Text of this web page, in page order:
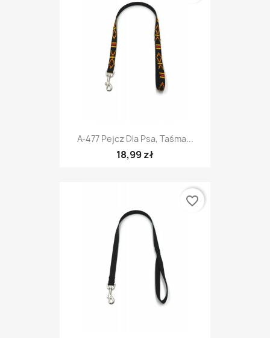
A-477 Pejcz Dla Psa, Taśma...
18,99 zł
favorite_border